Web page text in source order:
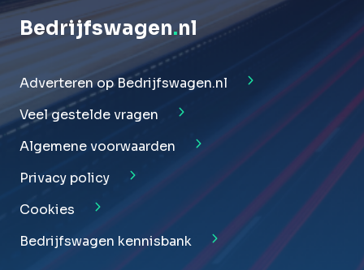
Bedrijfswagen.nl
Adverteren op Bedrijfswagen.nl
Veel gestelde vragen
Algemene voorwaarden
Privacy policy
Cookies
Bedrijfswagen kennisbank